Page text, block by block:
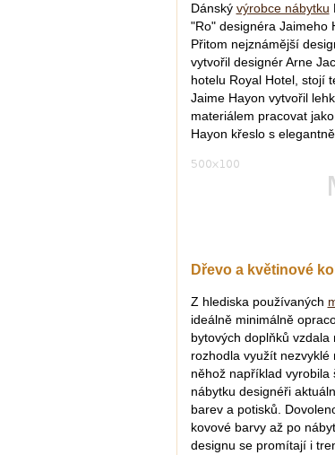
Dánský výrobce nábytku
"Ro" designéra Jaimeho
Přitom nejznámější
vytvořil designér Arne
hotelu Royal Hotel, stojí
Jaime Hayon vytvořil
materiálem pracovat
Hayon křeslo s
Dřevo a květinové
Z hlediska používaných
ideálně minimálně
bytových doplňků
rozhodla využít nezvyklé
něhož například
nábytku designéři
barev a potisků.
kovové barvy až po
designu se promítají i